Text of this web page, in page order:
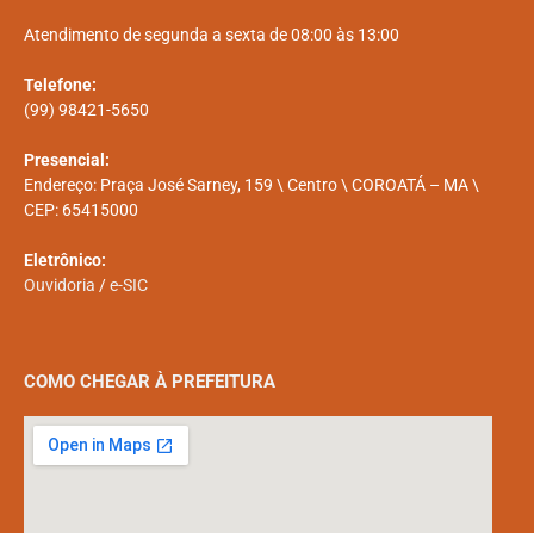
Atendimento de segunda a sexta de 08:00 às 13:00
Telefone:
(99) 98421-5650
Presencial:
Endereço: Praça José Sarney, 159 \ Centro \ COROATÁ – MA \
CEP: 65415000
Eletrônico:
Ouvidoria /e-SIC
COMO CHEGAR À PREFEITURA